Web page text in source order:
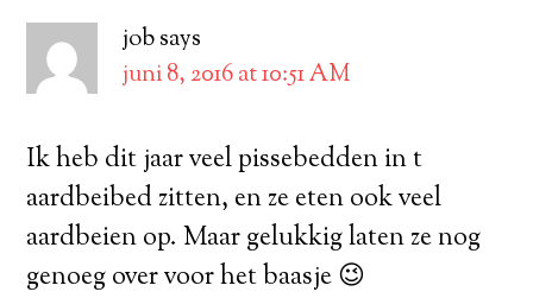
jobsays
juni 8, 2016 at 10:51 AM
Ik heb dit jaar veel pissebedden in t
aardbeibed zitten, en ze eten ook veel
aardbeien op. Maar gelukkig laten ze nog
genoeg over voor het baasje 😉